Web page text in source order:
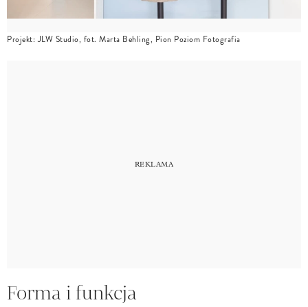
Projekt: JLW Studio, fot. Marta Behling, Pion Poziom Fotografia
Forma i funkcja